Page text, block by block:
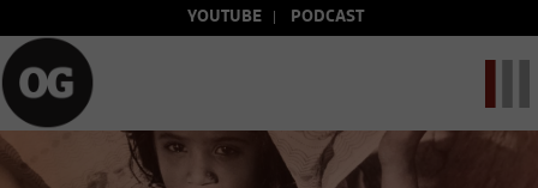
YOUTUBE PODCAST